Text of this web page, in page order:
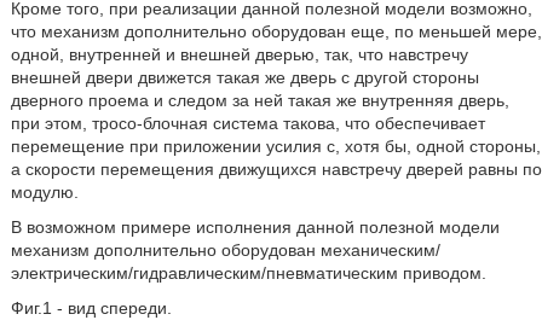
Кроме того, при реализации данной полезной модели возможно,
что механизм дополнительно оборудован еще, по меньшей мере,
одной, внутренней и внешней дверью, так, что навстречу
внешней двери движется такая же дверь с другой стороны
дверного проема и следом за ней такая же внутренняя дверь,
при этом, тросо-блочная система такова, что обеспечивает
перемещение при приложении усилия с, хотя бы, одной стороны,
а скорости перемещения движущихся навстречу дверей равны по
модулю.
В возможном примере исполнения данной полезной модели
механизм дополнительно оборудован механическим/
электрическим/гидравлическим/пневматическим приводом.
Фиг.1 - вид спереди.